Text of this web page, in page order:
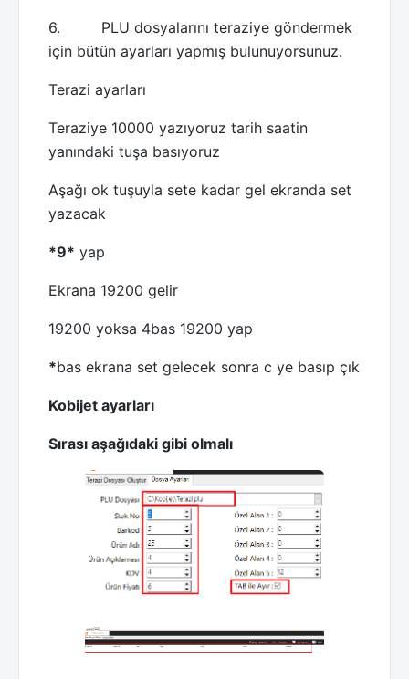
6. PLU dosyalarını teraziye göndermek
için bütün ayarları yapmış bulunuyorsunuz.
Terazi ayarları
Teraziye 10000 yazıyoruz tarih saatin
yanındaki tuşa basıyoruz
Aşağı ok tuşuyla sete kadar gel ekranda set
yazacak
*9* yap
Ekrana 19200 gelir
19200 yoksa 4bas 19200 yap
*bas ekrana set gelecek sonra c ye basıp çık
Kobijet ayarları
Sırası aşağıdaki gibi olmalı